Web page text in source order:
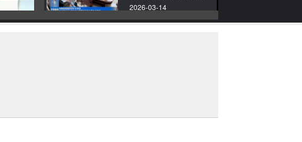
2026-03-14